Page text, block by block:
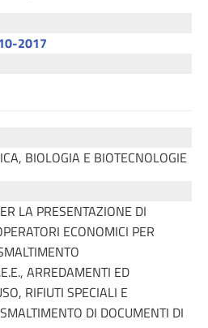
2017
BIOLOGIA E BIOTECNOLOGIE
LA PRESENTAZIONE DI
ECONOMICI PER
ARREDAMENTI ED
RIFIUTI SPECIALI E
DI DOCUMENTI DI